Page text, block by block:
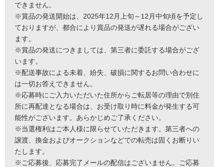
できません。
※賞品の発送開始は、2025年12月上旬～12月中旬頃を予定し
ておりますが、都合により賞品の発送が遅れる場合がござい
ます。
※賞品の発送につきましては、第三者に委託する場合がござ
います。
※配送事故による未着、紛失、破損に関するお問い合わせに
は一切お答えできません。
※応募時にご入力いただいた住所からご転居等の理由で別住
所に再配達となる場合は、お受け取り時に料金が発生する可
能性がございます。あらかじめご了承ください。
※当選権利はご本人様に限らせていただきます。第三者への
譲渡、換金およびオークションなどでの転売は固くお断りい
たします。
※ご応募後、応募完了メールの配信はございません。ご応募